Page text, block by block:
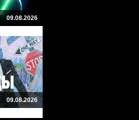
09.08.2026
09.08.2026